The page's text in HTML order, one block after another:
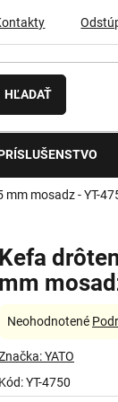
HĽADAŤ
mosadz - YT-
Kefa
mm
Kód:YT-4750
Priemerné
produktu
0,0
Neohodnotené
YATO